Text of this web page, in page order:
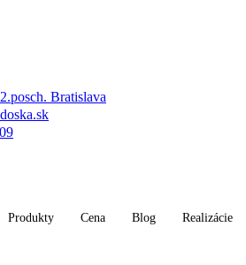
Bratislava
Produkty Cena Blog Realizácie